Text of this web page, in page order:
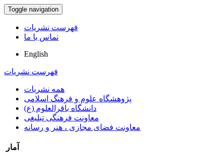
Toggle navigation
فهرست نشریات
تماس با ما
English
فهرست نشریات
همه نشریات
پژوهشگاه علوم و فرهنگ اسلامی
دانشگاه باقرالعلوم (ع)
معاونت فرهنگی تبلیغی
معاونت فضای مجازی ، هنر و رسانه
آمار